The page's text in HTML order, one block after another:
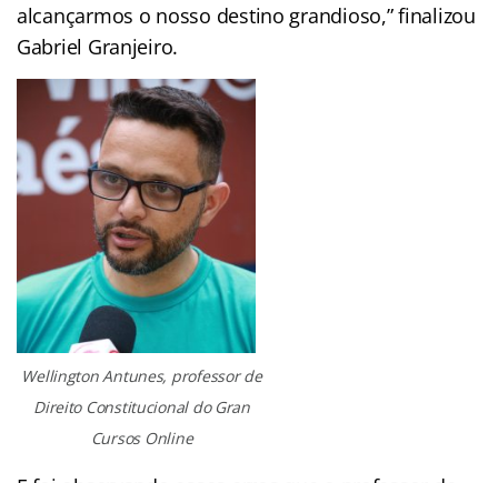
alcançarmos o nosso destino grandioso,” finalizou
Gabriel Granjeiro.
Wellington Antunes, professor de
Direito Constitucional do Gran
Cursos Online